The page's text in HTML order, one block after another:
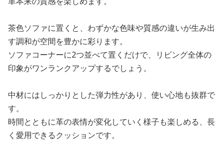
茶色ソファに置くと、わずかな色味や質感の違いが生み出
す調和が空間を豊かに彩ります。
ソファコーナーに2つ並べて置くだけで、リビング全体の
印象がワンランクアップするでしょう。
中材にはしっかりとした弾力性があり、使い心地も抜群で
す。
時間とともに革の表情が変化していく様子も楽しめる、長
く愛用できるクッションです。